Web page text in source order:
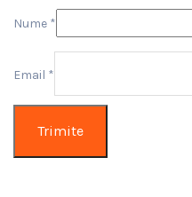
Nume *
Email *